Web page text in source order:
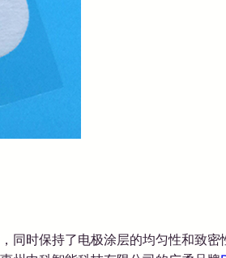
时保持了电极涂层的均匀性和致